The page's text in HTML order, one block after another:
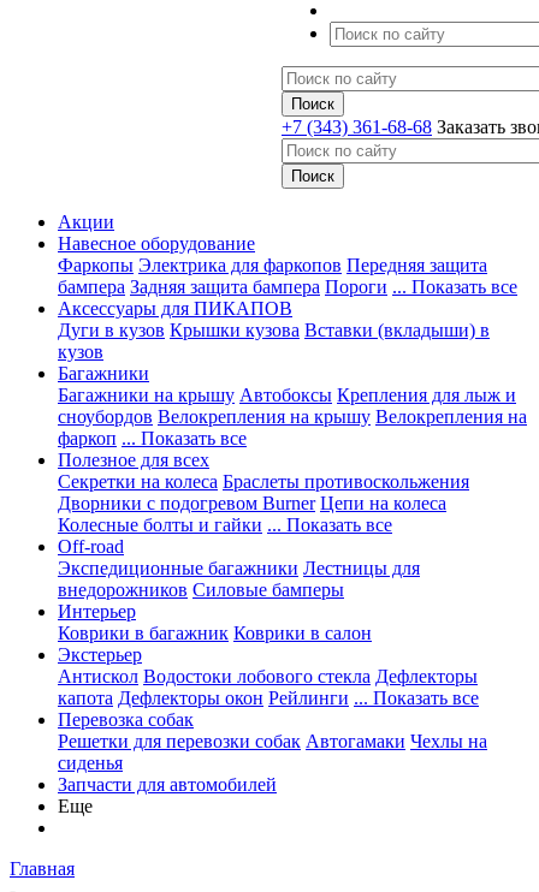
+7 (343) 361-68-68 Заказать
Акции
Навесное оборудование
Фаркопы Электрика для фаркопов Передняя защита
бампера Задняя защита бампера Пороги ... Показать все
Аксессуары для ПИКАПОВ
Дуги в кузов Крышки кузова Вставки (вкладыши) в
кузов
Багажники
Багажники на крышу Автобоксы Крепления для лыж и
сноубордов Велокрепления на крышу Велокрепления на
фаркоп ... Показать все
Полезное для всех
Секретки на колеса Браслеты противоскольжения
Дворники с подогревом Burner Цепи на колеса
Колесные болты и гайки ... Показать все
Off-road
Экспедиционные багажники Лестницы для
внедорожников Силовые бамперы
Интерьер
Коврики в багажник Коврики в салон
Экстерьер
Антискол Водостоки лобового стекла Дефлекторы
капота Дефлекторы окон Рейлинги ... Показать все
Перевозка собак
Решетки для перевозки собак Автогамаки Чехлы на
сиденья
Запчасти для автомобилей
Еще
Главная